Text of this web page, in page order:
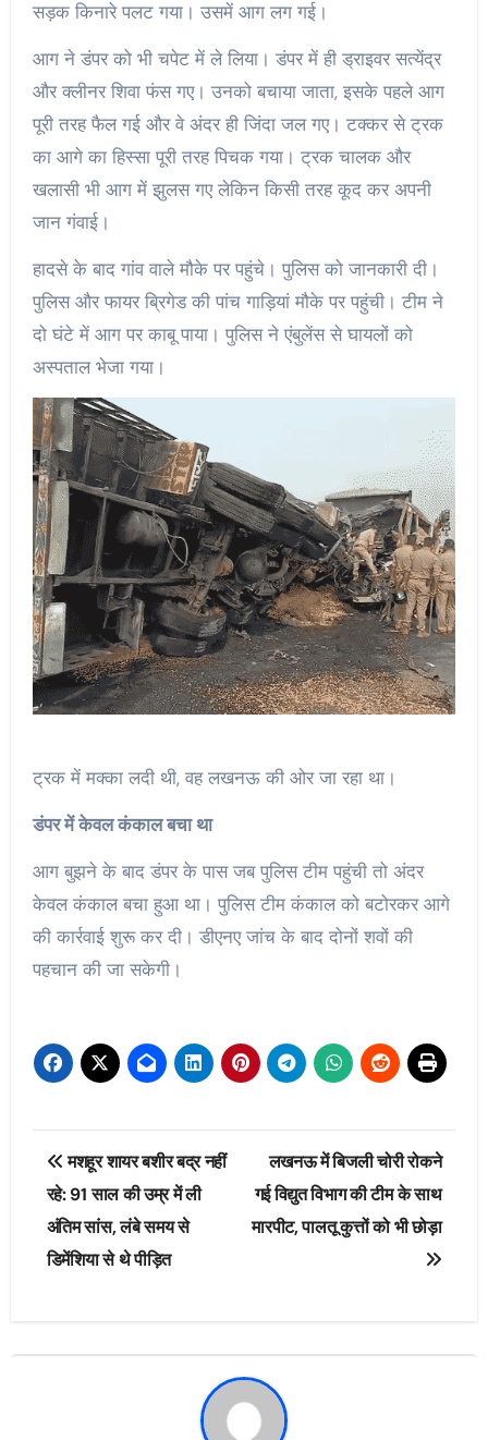
सड़क किनारे पलट गया। उसमें आग लग गई।
आग ने डंपर को भी चपेट में ले लिया। डंपर में ही ड्राइवर सत्येंद्र
और क्लीनर शिवा फंस गए। उनको बचाया जाता, इसके पहले आग
पूरी तरह फैल गई और वे अंदर ही जिंदा जल गए। टक्कर से ट्रक
का आगे का हिस्सा पूरी तरह पिचक गया। ट्रक चालक और
खलासी भी आग में झुलस गए लेकिन किसी तरह कूद कर अपनी
जान गंवाई।
हादसे के बाद गांव वाले मौके पर पहुंचे। पुलिस को जानकारी दी।
पुलिस और फायर ब्रिगेड की पांच गाड़ियां मौके पर पहुंची। टीम ने
दो घंटे में आग पर काबू पाया। पुलिस ने एंबुलेंस से घायलों को
अस्पताल भेजा गया।
ट्रक में मक्का लदी थी, वह लखनऊ की ओर जा रहा था।
डंपर में केवल कंकाल बचा था
आग बुझने के बाद डंपर के पास जब पुलिस टीम पहुंची तो अंदर
केवल कंकाल बचा हुआ था। पुलिस टीम कंकाल को बटोरकर आगे
की कार्रवाई शुरू कर दी। डीएनए जांच के बाद दोनों शवों की
पहचान की जा सकेगी।
Post
navigation
मशहूर शायर बशीर बद्र नहीं
रहे: 91 साल की उम्र में ली
अंतिम सांस, लंबे समय से
डिमेंशिया से थे पीड़ित
लखनऊ में बिजली चोरी रोकने
गई विद्युत विभाग की टीम के साथ
मारपीट, पालतू कुत्तों को भी छोड़ा